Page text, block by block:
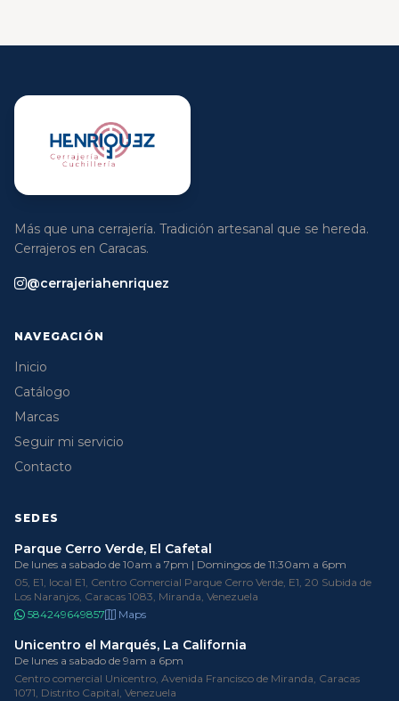
Más que una cerrajería. Tradición artesanal que se hereda.
Cerrajeros en Caracas.
@cerrajeriahenriquez
NAVEGACIÓN
Inicio
Catálogo
Marcas
Seguir mi servicio
Contacto
SEDES
Parque Cerro Verde, El Cafetal
De lunes a sabado de 10am a 7pm | Domingos de 11:30am a 6pm
05, E1, local E1, Centro Comercial Parque Cerro Verde, E1, 20 Subida de
Los Naranjos, Caracas 1083, Miranda, Venezuela
584249649857
Maps
Unicentro el Marqués, La California
De lunes a sabado de 9am a 6pm
Centro comercial Unicentro, Avenida Francisco de Miranda, Caracas
1071, Distrito Capital, Venezuela